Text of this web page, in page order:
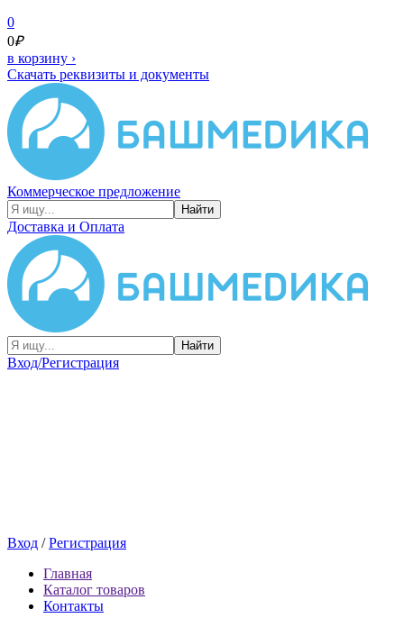
0
0₽
в корзину ›
Скачать реквизиты и документы
Коммерческое предложение
Найти
Доставка и Оплата
Найти
Вход/Регистрация
Вход /Регистрация
Главная
Каталог товаров
Контакты